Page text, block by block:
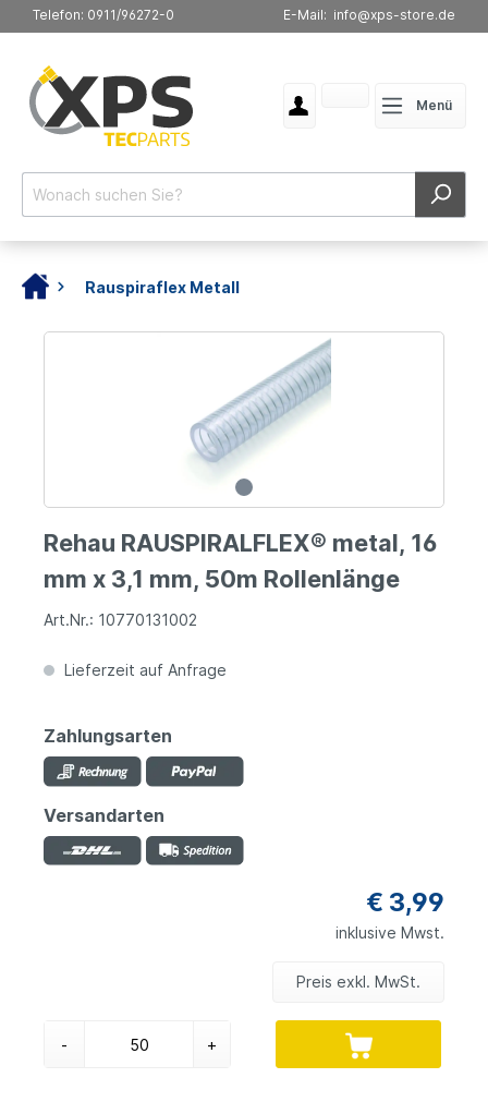
Telefon: 0911/96272-0 E-Mail: info@xps-store.de
Menü
Rauspiraflex Metall
Rehau RAUSPIRALFLEX® metal, 16
mm x 3,1 mm, 50m Rollenlänge
Art.Nr.: 10770131002
Lieferzeit auf Anfrage
Zahlungsarten
Versandarten
€ 3,99
inklusive Mwst.
Preis exkl. MwSt.
- +